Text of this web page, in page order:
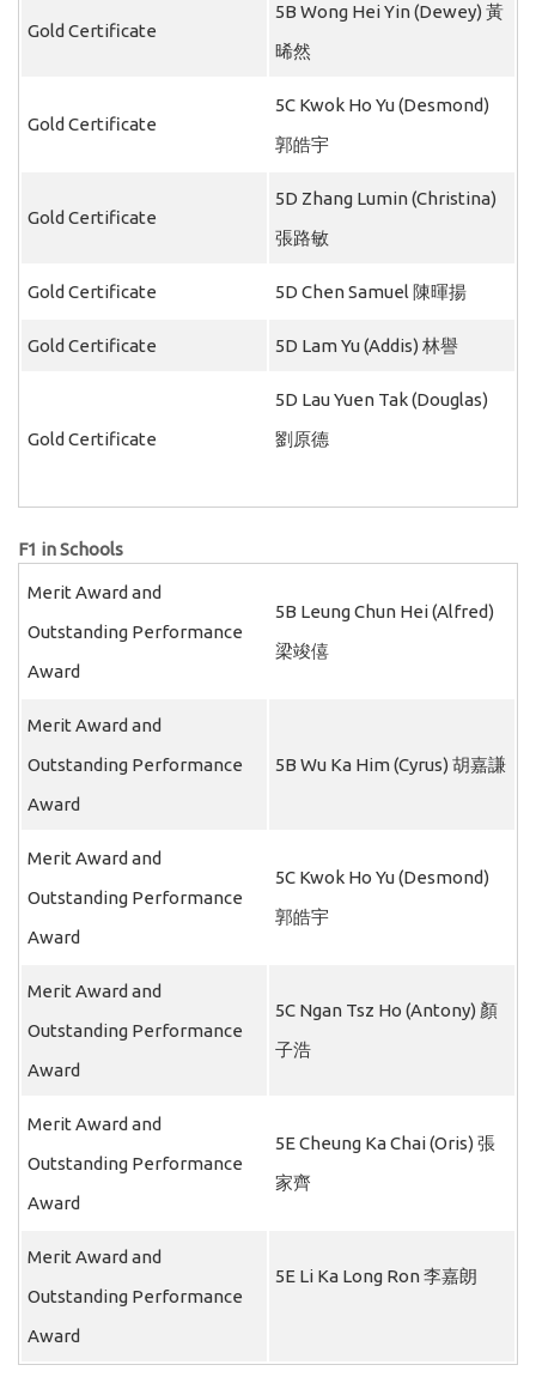
Gold Certificate
5B Wong Hei Yin (Dewey) 黃
晞然
Gold Certificate
5C Kwok Ho Yu (Desmond)
郭皓宇
Gold Certificate
5D Zhang Lumin (Christina)
張路敏
Gold Certificate 5D Chen Samuel 陳暉揚
Gold Certificate 5D Lam Yu (Addis) 林譽
Gold Certificate
5D Lau Yuen Tak (Douglas)
劉原德
F1 in Schools
Merit Award and
Outstanding Performance
Award
5B Leung Chun Hei (Alfred)
梁竣僖
Merit Award and
Outstanding Performance
Award
5B Wu Ka Him (Cyrus) 胡嘉謙
Merit Award and
Outstanding Performance
Award
5C Kwok Ho Yu (Desmond)
郭皓宇
Merit Award and
Outstanding Performance
Award
5C Ngan Tsz Ho (Antony) 顏
子浩
Merit Award and
Outstanding Performance
Award
5E Cheung Ka Chai (Oris) 張
家齊
Merit Award and
Outstanding Performance
Award
5E Li Ka Long Ron 李嘉朗